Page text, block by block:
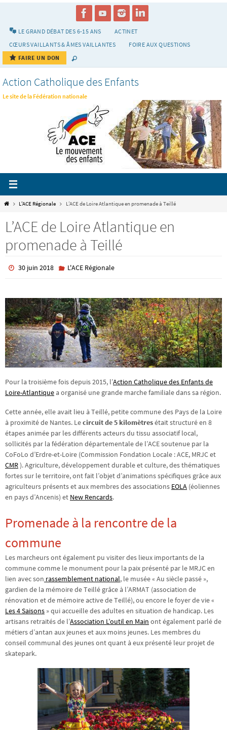
LE GRAND DÉBAT DES 6-15 ANS
ACTINET
CŒURS VAILLANTS & ÂMES VAILLANTES
FOIRE AUX QUESTIONS
FAIRE UN DON
Action Catholique des Enfants
Le site de la Fédération nationale
HomeL'ACE Régionale L’ACE de Loire Atlantique en promenade à Teillé
L’ACE de Loire Atlantique en
promenade à Teillé
30 juin 2018 L'ACE Régionale
Pour la troisième fois depuis 2015, l’Action Catholique des Enfants de
Loire-Atlantique a organisé une grande marche familiale dans sa région.
Cette année, elle avait lieu à Teillé, petite commune des Pays de la Loire
à proximité de Nantes. Lecircuit de 5 kilomètresétait structuré en 8
étapes animée par les différents acteurs du tissu associatif local,
sollicités par la fédération départementale de l’ACE soutenue par la
CoFoLo d’Erdre-et-Loire (Commission Fondation Locale : ACE, MRJC et
CMR). Agriculture, développement durable et culture, des thématiques
fortes sur le territoire, ont fait l’objet d’animations spécifiques grâce aux
agriculteurs présents et aux membres des associations EOLA (éoliennes
en pays d’Ancenis) et New Rencards.
Promenade à la rencontre de la
commune
Les marcheurs ont également pu visiter des lieux importants de la
commune comme le monument pour la paix présenté par le MRJC en
lien avec son rassemblement national, le musée « Au siècle passé »,
gardien de la mémoire de Teillé grâce à l’ARMAT (association de
rénovation et de mémoire active de Teillé), ou encore le foyer de vie «
Les 4 Saisons » qui accueille des adultes en situation de handicap. Les
artisans retraités de l’Association L’outil en Main ont également parlé de
métiers d’antan aux jeunes et aux moins jeunes. Les membres du
conseil communal des jeunes ont quant à eux présenté leur projet de
skatepark.